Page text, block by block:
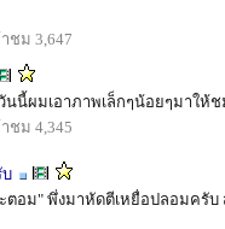
ชม 3,647
นี้ผมเอาภาพเล็กๆน้อยๆมาให้
ชม 4,345
ตอม" พึ่งมาหัดตีเหยื่อปลอมครั